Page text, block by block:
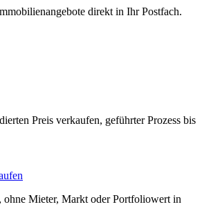
direkt in Ihr Postfach.
Preis verkaufen, geführter Prozess bis
ohne Mieter, Markt oder Portfoliowert in